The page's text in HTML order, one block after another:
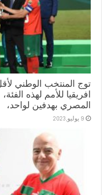
افريقيا للأمم لهذه
المصري بهدفين لواحد،
9 يوليو,2023